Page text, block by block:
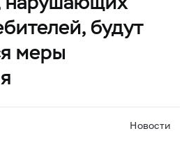
будут
меры
Новости